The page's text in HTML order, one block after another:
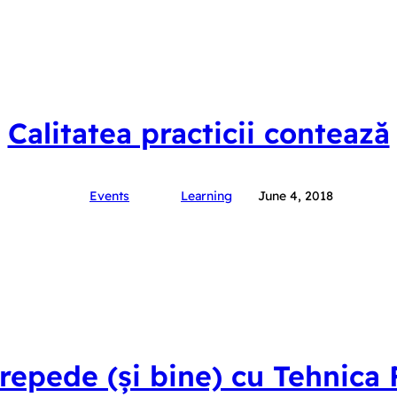
Calitatea practicii contează
Events Learning June 4, 2018
(și bine) cu Tehnica